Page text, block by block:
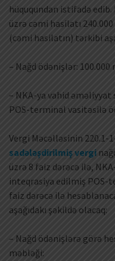
hüququndan istifadə edib.
üzrə cəmi hasilatı
(cəmi hasilatın) tərkibi
– Nağd ödənişlər: 100.000
– NKA-ya vahid
POS-terminal vasitəsilə
Vergi Məcəlləsinin 220.1-
sadələşdirilmiş vergi
üzrə 8 faiz dərəcə ilə,
inteqrasiya edilmiş POS-
faiz dərəcə ilə
aşağıdakı şəkildə olacaq:
– Nağd ödənişlərə görə
məbləği: